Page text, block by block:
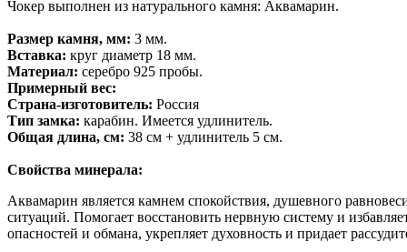
Чокер выполнен из натурального камня: Аквамарин.
Размер камня, мм: 3 мм.
Вставка: круг диаметр 18 мм.
Материал: серебро 925 пробы.
Примерный вес:
Страна-изготовитель: Россия
Тип замка: карабин. Имеется удлинитель.
Общая длина, см: 38 см + удлинитель 5 см.
Свойства минерала:
Аквамарин является камнем спокойствия, душевного
ситуаций. Помогает восстановить нервную систему и
опасностей и обмана, укрепляет духовность и придает